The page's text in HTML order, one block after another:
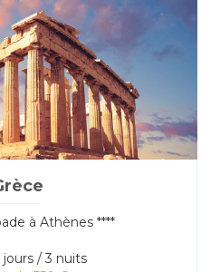
à Athènes ****
jours / 3 nuits